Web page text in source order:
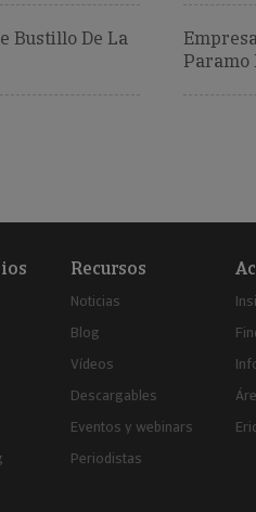
Bustillo De La
Paramo
Recursos
Noticias
Blog
Vídeos
Descargables
Eventos y webinars
Periodistas